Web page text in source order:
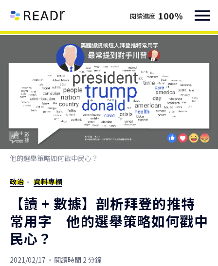
閱讀進度 100%
他的選舉策略如何戳中民心？
政治 資料專欄
【讀 + 數據】剖析拜登的推特
常用字 他的選舉策略如何戳中
民心？
2021/02/17
閱讀時間 2 分鐘